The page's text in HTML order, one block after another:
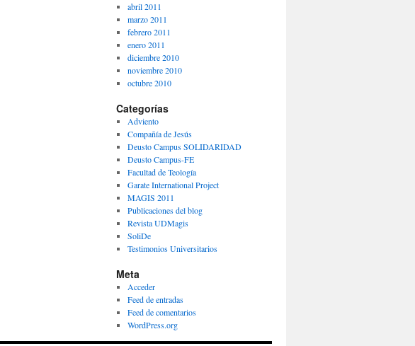
abril 2011
marzo 2011
febrero 2011
enero 2011
diciembre 2010
noviembre 2010
octubre 2010
Categorías
Adviento
Compañía de Jesús
Deusto Campus SOLIDARIDAD
Deusto Campus-FE
Facultad de Teología
Garate International Project
MAGIS 2011
Publicaciones del blog
Revista UDMagis
SoliDe
Testimonios Universitarios
Meta
Acceder
Feed de entradas
Feed de comentarios
WordPress.org